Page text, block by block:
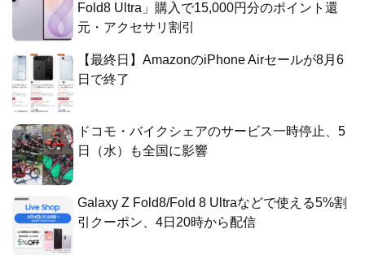
Fold8 Ultra」購入で15,000円分のポイント還
元・アクセサリ割引
【最終日】AmazonのiPhone Airセールが8月6
日で終了
ドコモ・バイクシェアのサービス一時停止、5
日（水）も全国に影響
Galaxy Z Fold8/Fold 8 Ultraなどで使える5%割
引クーポン、4日20時から配信